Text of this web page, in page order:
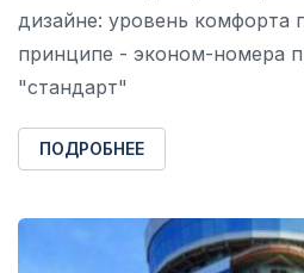
дизайне: уровень комфорта
принципе - эконом-номера
"стандарт"
ПОДРОБНЕЕ